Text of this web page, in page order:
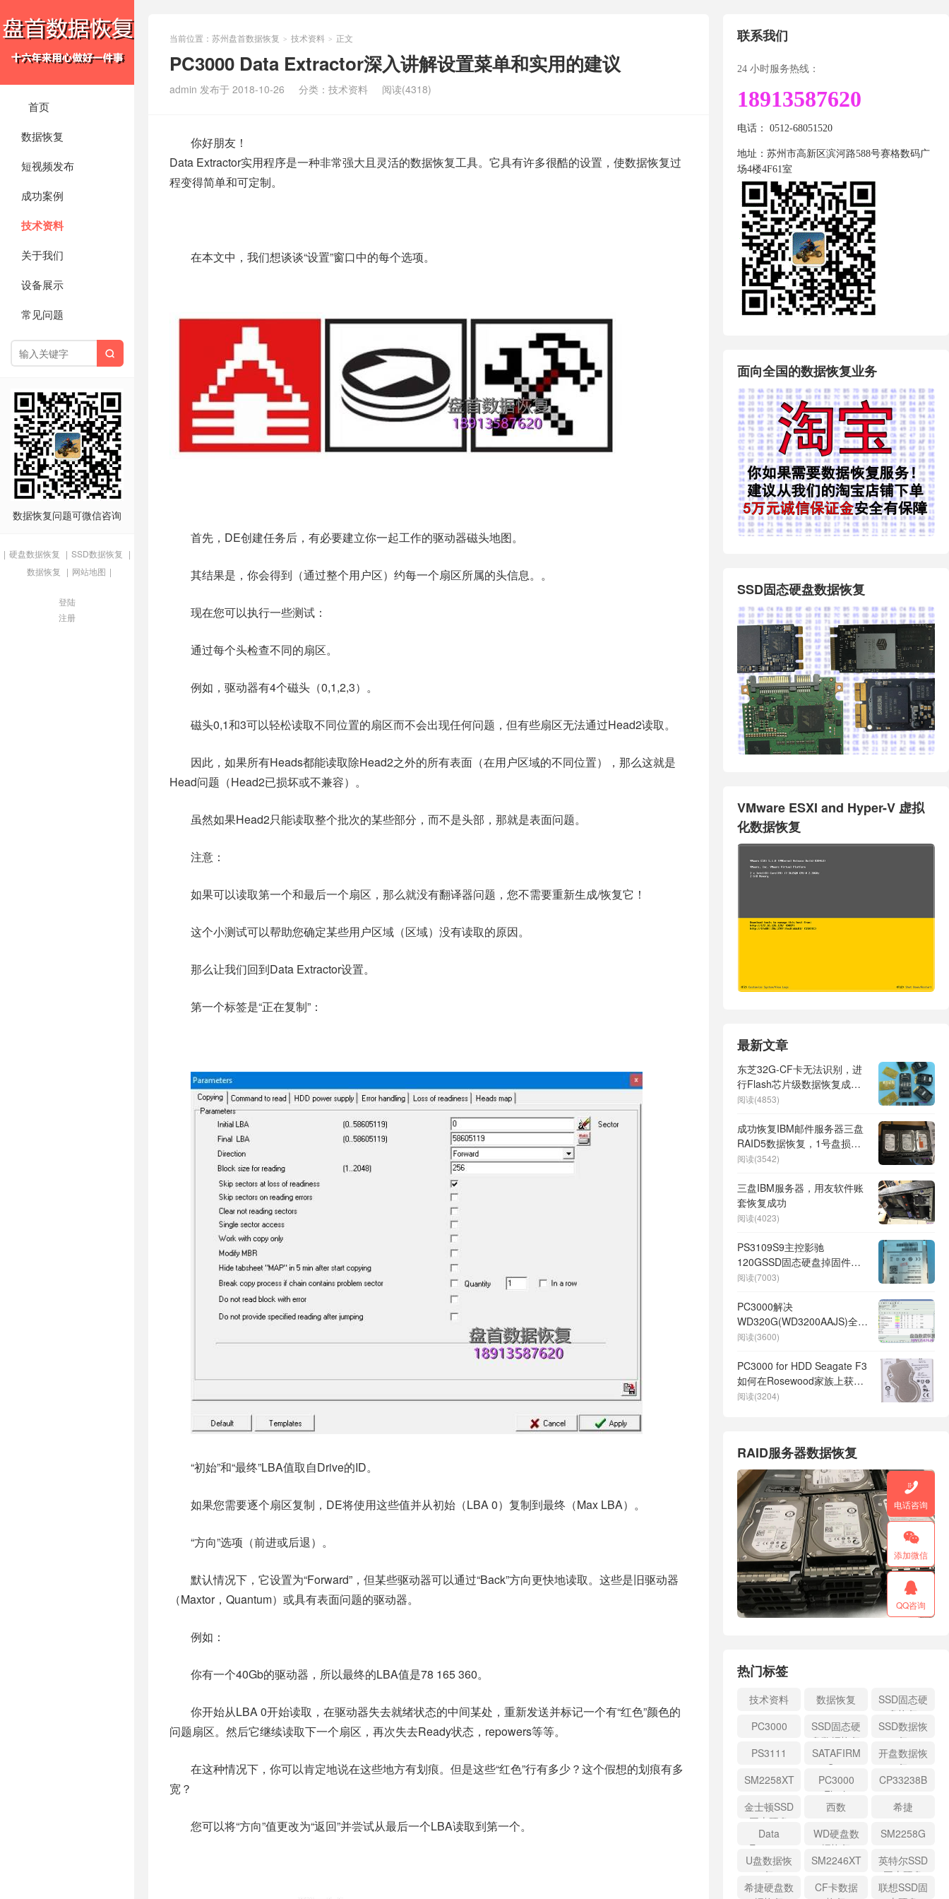
首页
数据恢复
短视频发布
成功案例
技术资料
关于我们
设备展示
常见问题

数据恢复问题可微信咨询
| 硬盘数据恢复 | SSD数据恢复 |
数据恢复 | 网站地图 |
登陆
注册
当前位置： 苏州盘首数据恢复 > 技术资料 > 正文
PC3000 Data Extractor深入讲解设置菜单和实用的建议
admin 发布于 2018-10-26 分类： 技术资料 阅读(4318)
你好朋友！
Data Extractor实用程序是一种非常强大且灵活的数据恢复工具。它具有许多很酷的设置，使数据恢复过
程变得简单和可定制。
在本文中，我们想谈谈“设置”窗口中的每个选项。
首先，DE创建任务后，有必要建立你一起工作的驱动器磁头地图。
其结果是，你会得到（通过整个用户区）约每一个扇区所属的头信息。。
现在您可以执行一些测试：
通过每个头检查不同的扇区。
例如，驱动器有4个磁头（0,1,2,3）。
磁头0,1和3可以轻松读取不同位置的扇区而不会出现任何问题，但有些扇区无法通过Head2读取。
因此，如果所有Heads都能读取除Head2之外的所有表面（在用户区域的不同位置），那么这就是
Head问题（Head2已损坏或不兼容）。
虽然如果Head2只能读取整个批次的某些部分，而不是头部，那就是表面问题。
注意：
如果可以读取第一个和最后一个扇区，那么就没有翻译器问题，您不需要重新生成/恢复它！
这个小测试可以帮助您确定某些用户区域（区域）没有读取的原因。
那么让我们回到Data Extractor设置。
第一个标签是“正在复制”：
“初始”和“最终”LBA值取自Drive的ID。
如果您需要逐个扇区复制，DE将使用这些值并从初始（LBA 0）复制到最终（Max LBA）。
“方向”选项（前进或后退）。
默认情况下，它设置为“Forward”，但某些驱动器可以通过“Back”方向更快地读取。这些是旧驱动器
（Maxtor，Quantum）或具有表面问题的驱动器。
例如：
你有一个40Gb的驱动器，所以最终的LBA值是78 165 360。
你开始从LBA 0开始读取，在驱动器失去就绪状态的中间某处，重新发送并标记一个有“红色”颜色的
问题扇区。然后它继续读取下一个扇区，再次失去Ready状态，repowers等等。
在这种情况下，你可以肯定地说在这些地方有划痕。但是这些“红色”行有多少？这个假想的划痕有多
宽？
您可以将“方向”值更改为“返回”并尝试从最后一个LBA读取到第一个。
联系我们
24 小时服务热线：
18913587620
电话： 0512-68051520
地址：苏州市高新区滨河路588号赛格数码广
场4楼4F61室
面向全国的数据恢复业务
SSD固态硬盘数据恢复
VMware ESXI and Hyper-V 虚拟
化数据恢复
最新文章
东芝32G-CF卡无法识别，进
行Flash芯片级数据恢复成
功！
阅读(4853)
成功恢复IBM邮件服务器三盘
RAID5数据恢复，1号盘损坏
严重2号盘很早就离线
阅读(3542)
三盘IBM服务器，用友软件账
套恢复成功
阅读(4023)
PS3109S9主控影驰
120GSSD固态硬盘掉固件掉
盘无法识别不读盘数据恢复
阅读(7003)
PC3000解决
WD320G(WD3200AAJS)全盘
红块数据恢复案例
阅读(3600)
PC3000 for HDD Seagate F3
如何在Rosewood家族上获得
完整的数据访问权限，以及为
阅读(3204)
RAID服务器数据恢复
热门标签
技术资料 数据恢复
SSD固态硬
盘恢复
PC3000
SSD固态硬
盘数据恢复
SSD数据恢
复
PS3111
SATAFIRM
S11
开盘数据恢
复
SM2258XT
PC3000
Flash
CP33238B
金士顿SSD
固态硬盘
西数
希捷
Data
Extractor
WD硬盘数
据恢复
SM2258G
U盘数据恢
复
SM2246XT
英特尔SSD
固态硬盘
希捷硬盘数
CF卡数据
联想SSD固

电话咨询

添加微信

QQ咨询